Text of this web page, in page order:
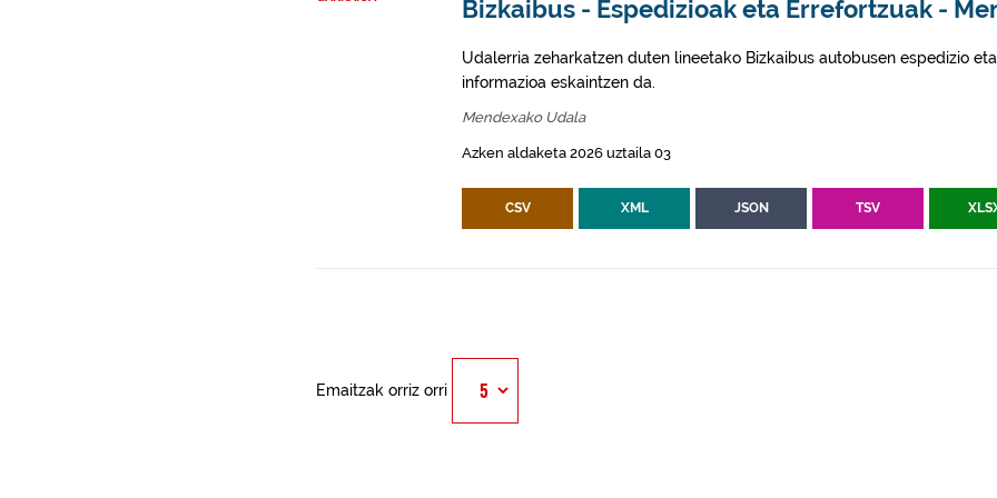
Bizkaibus - Espedizioak eta Errefortzuak -
Udalerria zeharkatzen duten lineetako Bizkaibus autobusen espedizio
informazioa eskaintzen da.
Mendexako Udala
Azken aldaketa 2026 uztaila 03
CSV XML JSON TSV
Emaitzak orriz orri